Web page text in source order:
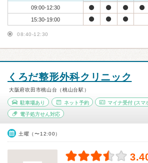
09:00-12:30
15:30-19:00
08:40-12:30
くろだ整形外科クリニック
大阪府吹田市桃山台（桃山台駅）
駐車場あり ネット予約 マイナ受付 (スマ
電子処方せん対応
土曜（〜12:00）